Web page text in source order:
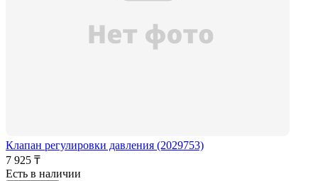
Клапан регулировки давления (2029753)
7 925 ₸
Есть в наличии